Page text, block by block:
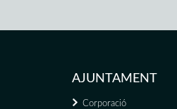
AJUNTAMENT
Corporació